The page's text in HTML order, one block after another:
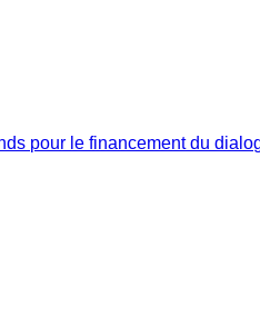
pour le financement du